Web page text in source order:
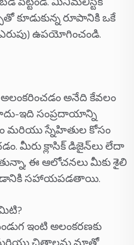
పెట్టండి. మినిమలిస్టిక్
కూడుకున్న రూపానికి ఒకే
ఉపయోగించండి.
అనేది కేవలం
ఇది సంప్రదాయాన్ని
మరియు స్నేహితుల కోసం
మీరు క్లాసిక్ డిజైన్‌లు లేదా
ఈ ఆలోచనలు మీకు శైలి
సహాయపడతాయి.
ఇంటి అలంకరణకు